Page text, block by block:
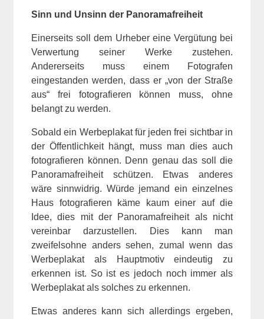
Sinn und Unsinn der Panoramafreiheit
Einerseits soll dem Urheber eine Vergütung bei
Verwertung seiner Werke zustehen.
Andererseits muss einem Fotografen
eingestanden werden, dass er „von der Straße
aus“ frei fotografieren können muss, ohne
belangt zu werden.
Sobald ein Werbeplakat für jeden frei sichtbar in
der Öffentlichkeit hängt, muss man dies auch
fotografieren können. Denn genau das soll die
Panoramafreiheit schützen. Etwas anderes
wäre sinnwidrig. Würde jemand ein einzelnes
Haus fotografieren käme kaum einer auf die
Idee, dies mit der Panoramafreiheit als nicht
vereinbar darzustellen. Dies kann man
zweifelsohne anders sehen, zumal wenn das
Werbeplakat als Hauptmotiv eindeutig zu
erkennen ist. So ist es jedoch noch immer als
Werbeplakat als solches zu erkennen.
Etwas anderes kann sich allerdings ergeben,